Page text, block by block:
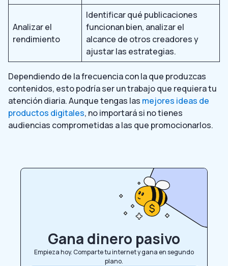
Analizar el
rendimiento
Identificar qué publicaciones
funcionan bien, analizar el
alcance de otros creadores y
ajustar las estrategias.
Dependiendo de la frecuencia con la que produzcas
contenidos, esto podría ser un trabajo que requiera tu
atención diaria. Aunque tengas las mejores ideas de
productos digitales, no importará si no tienes
audiencias comprometidas a las que promocionarlos.
Gana dinero pasivo
Empieza hoy. Comparte tu internet y gana en segundo
plano.